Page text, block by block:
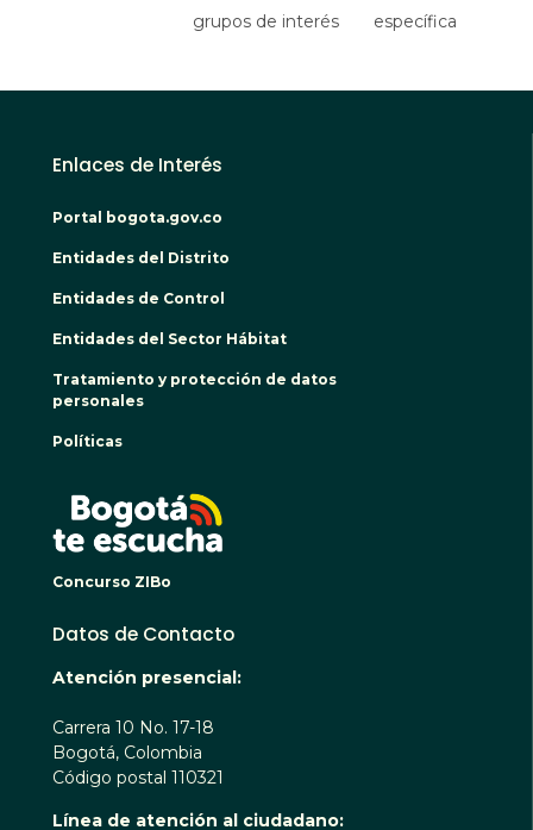
grupos de interés
específica
Enlaces de Interés
Portal bogota.gov.co
Entidades del Distrito
Entidades de Control
Entidades del Sector Hábitat
Tratamiento y protección de datos
personales
Políticas
Concurso ZIBo
Datos de Contacto
Atención presencial:
Carrera 10 No. 17-18
Bogotá, Colombia
Código postal 110321
Línea de atención al ciudadano: